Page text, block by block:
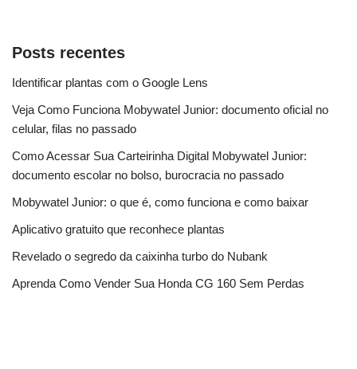
Posts recentes
Identificar plantas com o Google Lens
Veja Como Funciona Mobywatel Junior: documento oficial no
celular, filas no passado
Como Acessar Sua Carteirinha Digital Mobywatel Junior:
documento escolar no bolso, burocracia no passado
Mobywatel Junior: o que é, como funciona e como baixar
Aplicativo gratuito que reconhece plantas
Revelado o segredo da caixinha turbo do Nubank
Aprenda Como Vender Sua Honda CG 160 Sem Perdas